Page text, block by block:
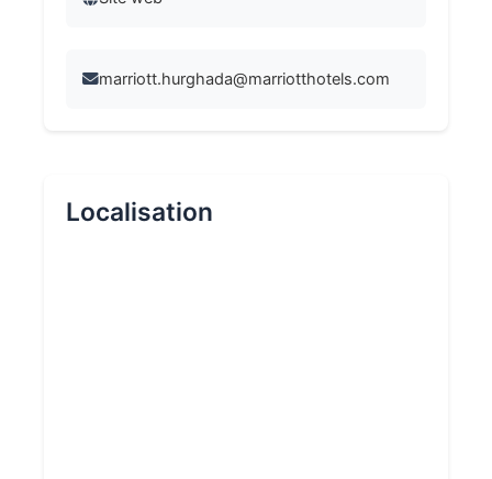
marriott.hurghada@marriotthotels.com
Localisation